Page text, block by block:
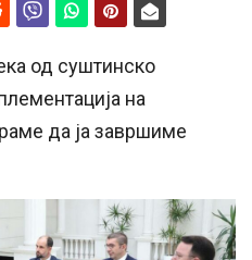
од суштинско
на
да ја завршиме